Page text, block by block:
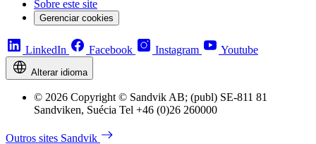
Sobre este site
Gerenciar cookies
LinkedIn Facebook Instagram Youtube
Alterar idioma
© 2026 Copyright © Sandvik AB; (publ) SE-811 81
Sandviken, Suécia Tel +46 (0)26 260000
Outros sites Sandvik